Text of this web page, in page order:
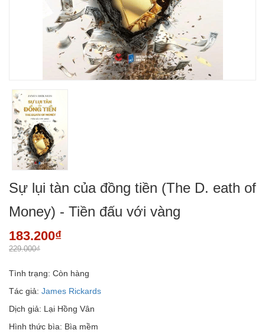
Sự lụi tàn của đồng tiền (The D. eath of
Money) - Tiền đấu với vàng
183.200₫
229.000₫
Tình trạng: Còn hàng
Tác giả: James Rickards
Dịch giả: Lại Hồng Vân
Hình thức bìa: Bìa mềm